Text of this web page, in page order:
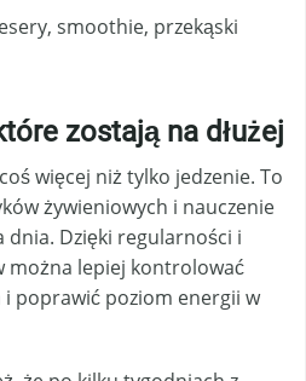
smoothie, przekąski
zostają na dłużej
więcej niż tylko jedzenie. To
żywieniowych i nauczenie
dnia. Dzięki regularności i
można lepiej kontrolować
i poprawić poziom energii w